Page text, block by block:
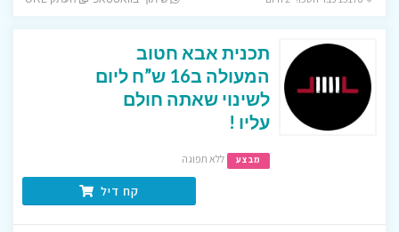
תכנית אבא חטוב
המעולה ב16 ש”ח ליום
לשינוי שאתה חולם
עליו !
מבצע ללא תפוגה
קח דיל